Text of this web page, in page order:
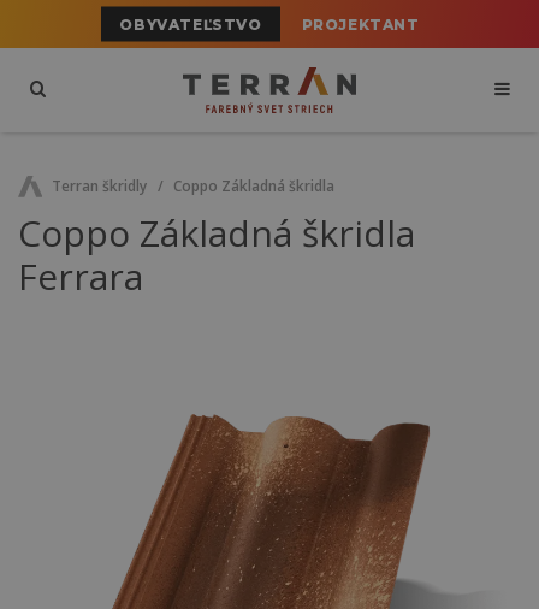
OBYVATEĽSTVO PROJEKTANT
Terran škridly Coppo Základná škridla
Coppo Základná škridla
Ferrara